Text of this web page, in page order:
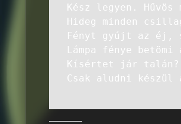
Kész legyen.
Hideg minden
Fényt gyújt az éj,
Lámpa fénye
Kísértet jár talán?
Csak aludni készül